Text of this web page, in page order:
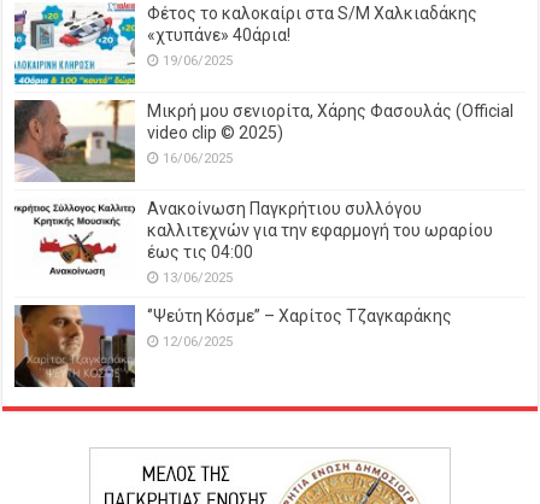
Φέτος το καλοκαίρι στα S/M Χαλκιαδάκης
«χτυπάνε» 40άρια!
19/06/2025
Μικρή μου σενιορίτα, Χάρης Φασουλάς (Official
video clip © 2025)
16/06/2025
Ανακοίνωση Παγκρήτιου συλλόγου
καλλιτεχνών για την εφαρμογή του ωραρίου
έως τις 04:00
13/06/2025
‘’Ψεύτη Κόσμε’’ – Χαρίτος Τζαγκαράκης
12/06/2025